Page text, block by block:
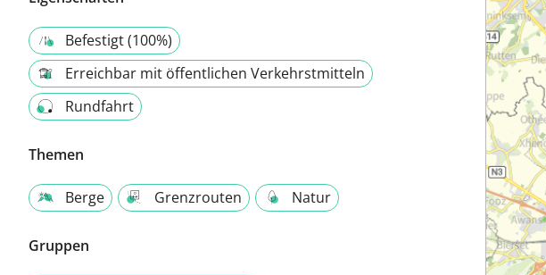
Befestigt (100%)
Erreichbar mit öffentlichen Verkehrstmitteln
Rundfahrt
Themen
Berge Grenzrouten Natur
Gruppen